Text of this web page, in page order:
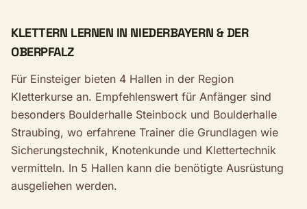
KLETTERN LERNEN IN NIEDERBAYERN & DER
OBERPFALZ
Für Einsteiger bieten 4 Hallen in der Region
Kletterkurse an. Empfehlenswert für Anfänger sind
besonders Boulderhalle Steinbock und Boulderhalle
Straubing, wo erfahrene Trainer die Grundlagen wie
Sicherungstechnik, Knotenkunde und Klettertechnik
vermitteln. In 5 Hallen kann die benötigte Ausrüstung
ausgeliehen werden.